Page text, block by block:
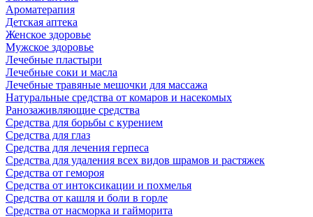
Ароматерапия
Детская аптека
Женское здоровье
Мужское здоровье
Лечебные пластыри
Лечебные соки и масла
Лечебные травяные мешочки для массажа
Натуральные средства от комаров и насекомых
Ранозаживляющие средства
Средства для борьбы с курением
Средства для глаз
Средства для лечения герпеса
Средства для удаления всех видов шрамов и растяжек
Средства от гемороя
Средства от интоксикации и похмелья
Средства от кашля и боли в горле
Средства от насморка и гайморита